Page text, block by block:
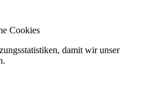
Cookies
damit wir unser